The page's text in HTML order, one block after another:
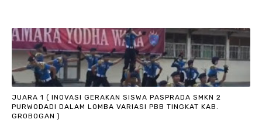
JUARA 1 ( INOVASI GERAKAN SISWA PASPRADA SMKN 2
PURWODADI DALAM LOMBA VARIASI PBB TINGKAT KAB.
GROBOGAN )